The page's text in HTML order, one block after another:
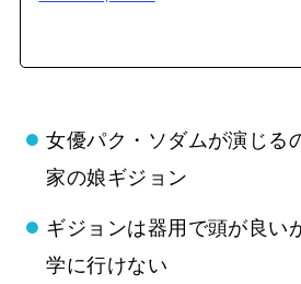
女優パク・ソダムが演じる
家の娘ギジョン
ギジョンは器用で頭が良い
学に行けない